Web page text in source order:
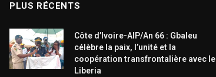
PLUS RÉCENTS
Côte d’Ivoire-AIP/An 66 : Gbaleu
célèbre la paix, l’unité et la
coopération transfrontalière avec le
Liberia